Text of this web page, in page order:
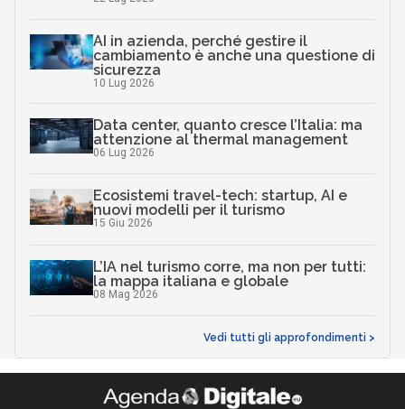
AI in azienda, perché gestire il
cambiamento è anche una questione di
sicurezza
10 Lug 2026
Data center, quanto cresce l’Italia: ma
attenzione al thermal management
06 Lug 2026
Ecosistemi travel-tech: startup, AI e
nuovi modelli per il turismo
15 Giu 2026
L’IA nel turismo corre, ma non per tutti:
la mappa italiana e globale
08 Mag 2026
Vedi tutti gli approfondimenti >